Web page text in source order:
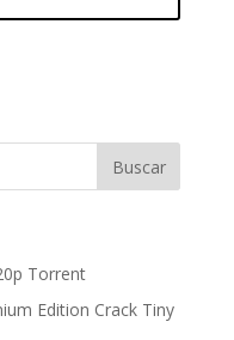
Torrent
Edition Crack Tiny